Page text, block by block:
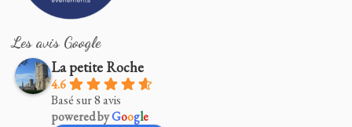
Les avis Google
La petite Roche
4.6
Basé sur 8 avis
powered byGoogle